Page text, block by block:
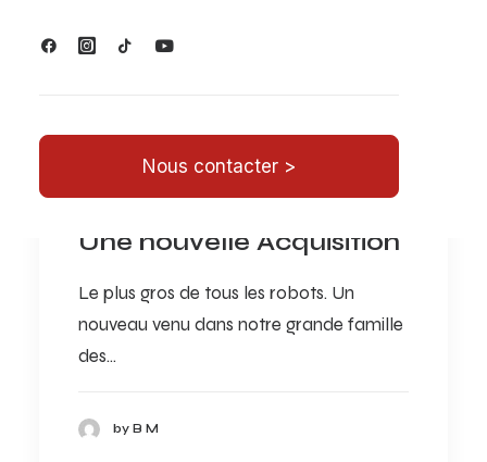
Nous contacter >
Une nouvelle Acquisition
Le plus gros de tous les robots. Un
nouveau venu dans notre grande famille
des…
by B M